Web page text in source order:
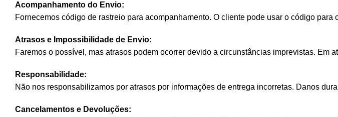
Acompanhamento do Envio:
Fornecemos código de rastreio para acompanhamento. O cliente pode usar o código para
Atrasos e Impossibilidade de Envio:
Faremos o possível, mas atrasos podem ocorrer devido a circunstâncias imprevistas. Em
Responsabilidade:
Não nos responsabilizamos por atrasos por informações de entrega incorretas. Danos
Cancelamentos e Devoluções: